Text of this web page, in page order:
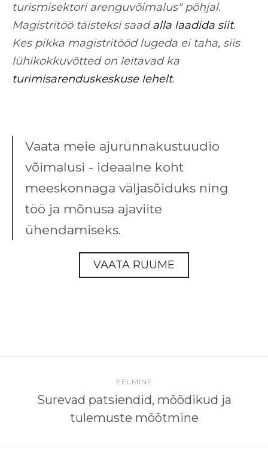
turismisektori arenguvõimalus" põhjal.
Magistritöö täisteksi saadalla laadida siit.
Kes pikka magistritööd lugeda ei taha, siis
lühikokkuvõtted on leitavad ka
turimisarenduskeskuse lehelt.
Vaata meie ajurünnakustuudio
võimalusi - ideaalne koht
meeskonnaga väljasõiduks ning
töö ja mõnusa ajaviite
ühendamiseks.
VAATA RUUME
EELMINE
Surevad patsiendid, mõõdikud ja
tulemuste mõõtmine